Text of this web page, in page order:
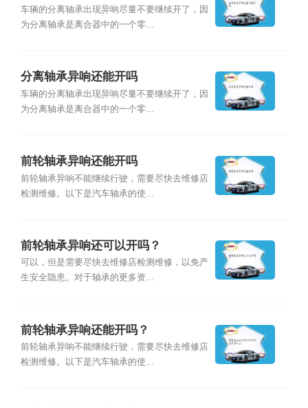
车辆的分离轴承出现异响尽量不要继续开了，因
为分离轴承是离合器中的一个零...
分离轴承异响还能开吗
车辆的分离轴承出现异响尽量不要继续开了，因
为分离轴承是离合器中的一个零...
前轮轴承异响还能开吗
前轮轴承异响不能继续行驶，需要尽快去维修店
检测维修。以下是汽车轴承的使...
前轮轴承异响还可以开吗？
可以，但是需要尽快去维修店检测维修，以免产
生安全隐患。对于轴承的更多资...
前轮轴承异响还能开吗？
前轮轴承异响不能继续行驶，需要尽快去维修店
检测维修。以下是汽车轴承的使...